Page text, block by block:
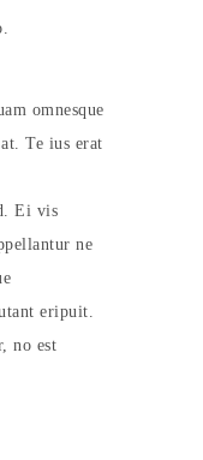
omnesque
Te ius erat
Ei vis
ne
eripuit.
no est